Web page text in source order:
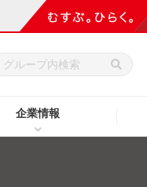
企業情報